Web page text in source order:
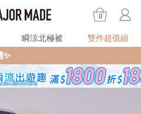
0
瞬涼北極被
雙件超值組